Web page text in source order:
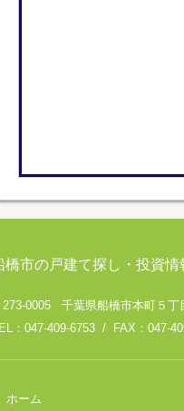
橋市の戸建て探し・投資情
273-0005 千葉県船橋市本町５
：047-409-6753 / FAX：047-
ホーム